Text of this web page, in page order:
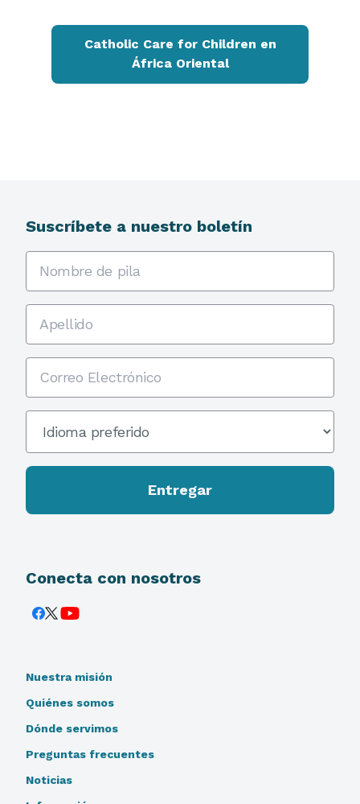
Catholic Care for Children en
África Oriental
Suscríbete a nuestro boletín
Conecta con nosotros
Nuestra misión
Quiénes somos
Dónde servimos
Preguntas frecuentes
Noticias